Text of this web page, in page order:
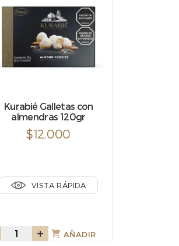
100g
cantidad
Kurabié Galletas con
almendras 120gr
$12,000
Kurabié
Galletas+ AÑADIR
VISTA RÁPIDA